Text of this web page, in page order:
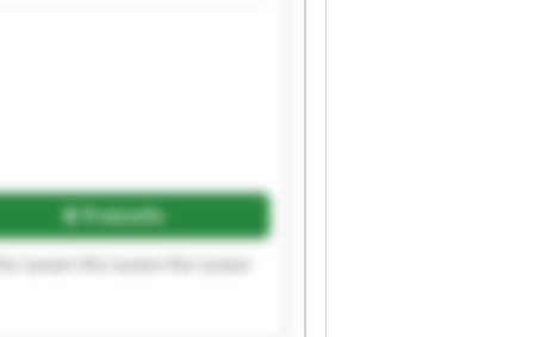
Preisinfo